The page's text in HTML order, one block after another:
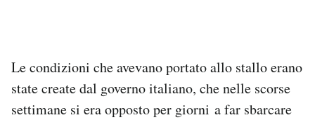
Le condizioni che avevano portato allo stallo erano
state create dal governo italiano, che nelle scorse
settimane si era opposto per giorni a far sbarcare